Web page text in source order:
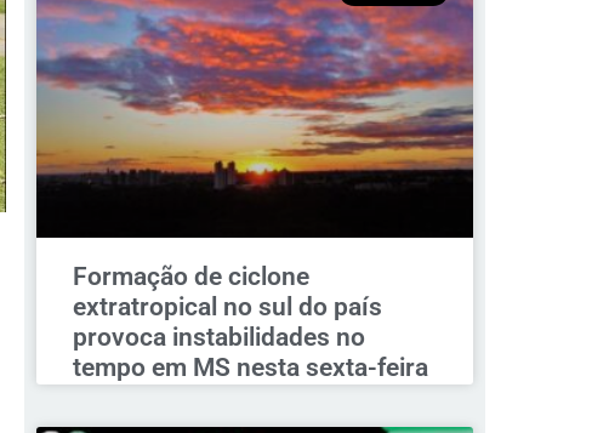
Formação de ciclone
extratropical no sul do país
provoca instabilidades no
tempo em MS nesta sexta-feira